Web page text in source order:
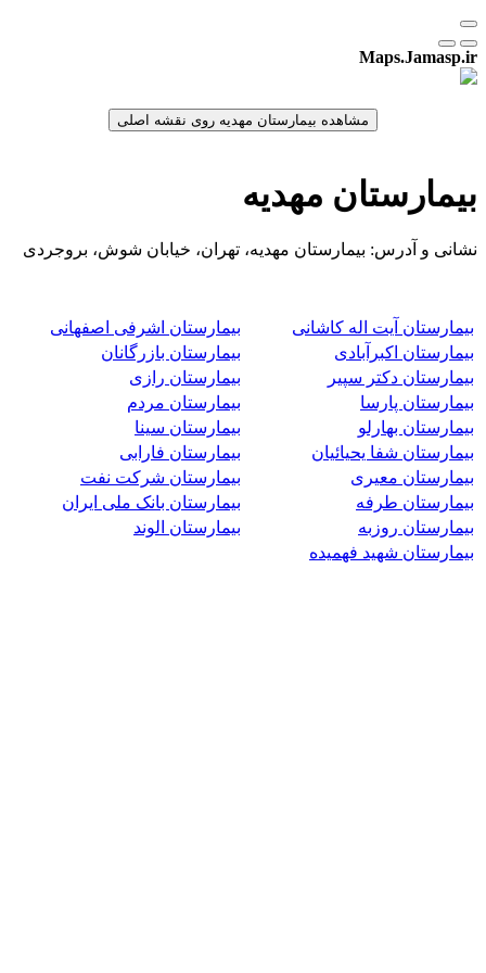
Maps.Jamasp.ir
بیمارستان مهدیه
نشانی و آدرس: بیمارستان مهدیه، تهران، خیابان شوش، بروجردی
بیمارستان آیت اله کاشانی
بیمارستان اشرفی اصفهانی
بیمارستان اکبرآبادی
بیمارستان بازرگانان
بیمارستان دکتر سپیر
بیمارستان رازی
بیمارستان پارسا
بیمارستان مردم
بیمارستان بهارلو
بیمارستان سینا
بیمارستان شفا یحیائیان
بیمارستان فارابی
بیمارستان معیری
بیمارستان شرکت نفت
بیمارستان طرفه
بیمارستان بانک ملی ایران
بیمارستان روزبه
بیمارستان الوند
بیمارستان شهید فهمیده